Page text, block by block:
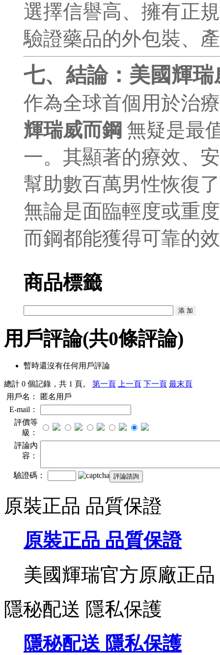
選擇信譽高、擁有正
驗證藥品的外包裝、
七、結論：美國輝
作為全球首個用於治
輝瑞威而鋼 無疑是最
一。其顯著的療效、
幫助數百萬男性恢復
無論是面臨輕度或重
而鋼都能獲得可靠的
商品標籤
用戶評論(共0條評論)
暫時還沒有任何用戶評論
總計 0 個記錄，共 1 頁。 第一頁 上一頁 下一頁 最末頁
用戶名：
匿名用戶
E-mail：
評價等
級：
評論內
容：
驗證碼：
原裝正品 品質保證
原裝正品 品質保證
美國輝瑞官方原廠正
隱秘配送 隱私保護
隱秘配送 隱私保護